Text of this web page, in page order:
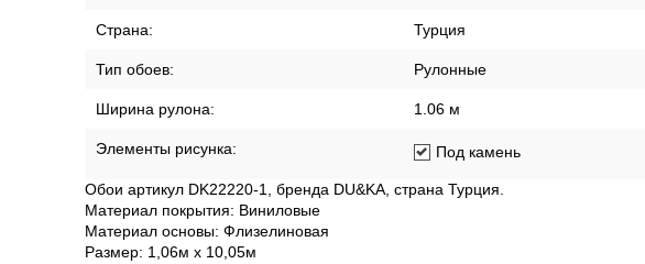
Страна: Турция
Тип обоев: Рулонные
Ширина рулона: 1.06 м
Элементы рисунка: Под камень
Обои артикул DK22220-1, бренда DU&KA, страна Турция.
Материал покрытия: Виниловые
Материал основы: Флизелиновая
Размер: 1,06м х 10,05м